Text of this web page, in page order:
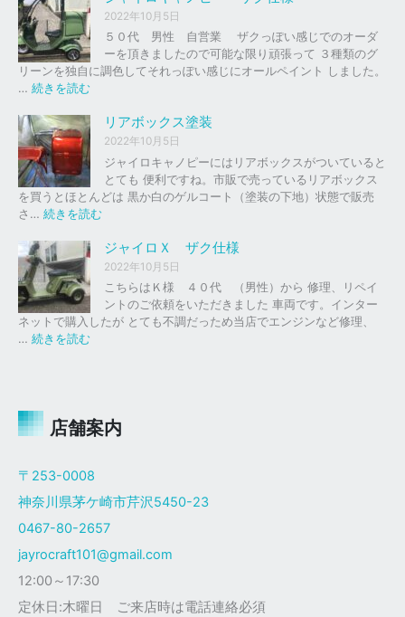
ク
車
下
、
買
取
を
は
ま
し
た
。
イ
ロ
ッ
ド
ッ
ド
2022年10月5日
５０代 男性 自営業 ザクっぽい感じでのオーダ
ーを頂きましたので可能な限り頑張って ３種類のグ
リーンを独自に調色してそれっぽい感じにオールペイント しました。
… 続きを読む
イ
ロ
キ
ャ
ノ
ピ
ー
ザ
ク
仕
様
リアボックス塗装
2022年10月5日
ジャイロキャノピーにはリアボックスがついていると
とても 便利ですね。市販で売っているリアボックス
を買うとほとんどは 黒か白のゲルコート（塗装の下地）状態で販売
さ… 続きを読む
ア
ボ
ッ
ク
ス
ジャイロＸ ザク仕様
2022年10月5日
こちらはＫ様 ４０代 （男性）から 修理、リペイ
ントのご依頼をいただきました 車両です。インター
ネットで購入したが とても不調だっため当店でエンジンなど修理、
… 続きを読む
Ｘ
ク
様
店舗案内
〒253-0008
神奈川県茅ケ崎市芹沢5450-23
0467-80-2657
jayrocraft101@gmail.com
12:00～17:30
定休日:木曜日 ご来店時は電話連絡必須